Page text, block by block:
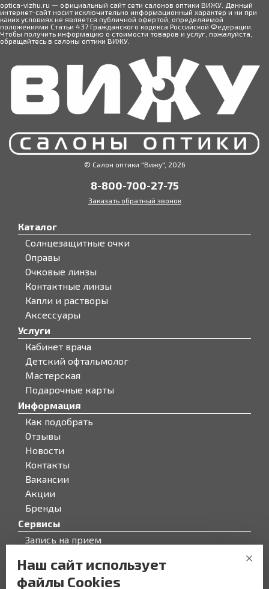
optica-vizhu.ru — официальный сайт сети салонов оптики ВИЖУ. Данный
интернет-сайт носит исключительно информационный характер и ни при
каких условиях не является публичной офертой, определяемой
положениями Статьи 437 Гражданского кодекса Российской Федерации.
Чтобы получить информацию о стоимости товаров и услуг, пожалуйста,
обращайтесь в салоны оптики ВИЖУ.
© Салон оптики "Вижу", 2026
8-800-700-27-75
Заказать обратный звонок
Каталог
Солнцезащитные очки
Оправы
Очковые линзы
Контактные линзы
Капли и растворы
Аксессуары
Услуги
Кабинет врача
Детский офтальмолог
Мастерская
Подарочные карты
Информация
Как подобрать
Отзывы
Новости
Контакты
Вакансии
Акции
Бренды
Сервисы
Запись на прием
О компании
О компании
Наш сайт использует
файлы Cookies